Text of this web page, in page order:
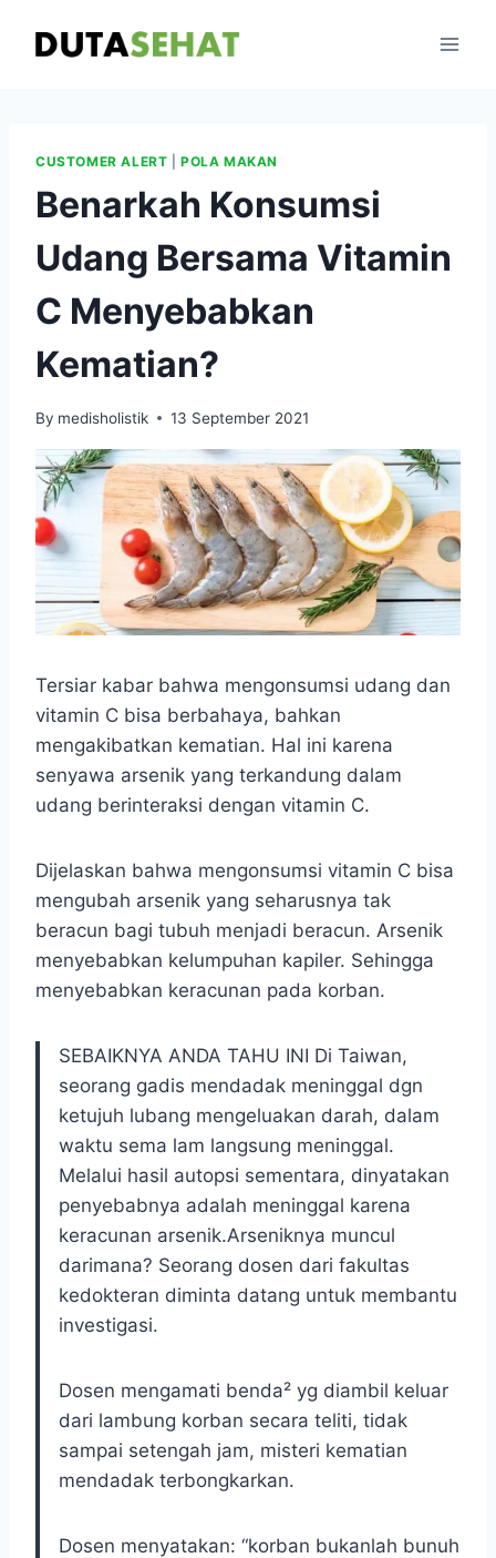
CUSTOMER ALERT |POLA MAKAN
Benarkah Konsumsi
Udang Bersama Vitamin
C Menyebabkan
Kematian?
By medisholistik 13 September 2021
Tersiar kabar bahwa mengonsumsi udang dan
vitamin C bisa berbahaya, bahkan
mengakibatkan kematian. Hal ini karena
senyawa arsenik yang terkandung dalam
udang berinteraksi dengan vitamin C.
Dijelaskan bahwa mengonsumsi vitamin C bisa
mengubah arsenik yang seharusnya tak
beracun bagi tubuh menjadi beracun. Arsenik
menyebabkan kelumpuhan kapiler. Sehingga
menyebabkan keracunan pada korban.
SEBAIKNYA ANDA TAHU INI Di Taiwan,
seorang gadis mendadak meninggal dgn
ketujuh lubang mengeluakan darah, dalam
waktu sema lam langsung meninggal.
Melalui hasil autopsi sementara, dinyatakan
penyebabnya adalah meninggal karena
keracunan arsenik.Arseniknya muncul
darimana? Seorang dosen dari fakultas
kedokteran diminta datang untuk membantu
investigasi.
Dosen mengamati benda² yg diambil keluar
dari lambung korban secara teliti, tidak
sampai setengah jam, misteri kematian
mendadak terbongkarkan.
Dosen menyatakan: “korban bukanlah bunuh